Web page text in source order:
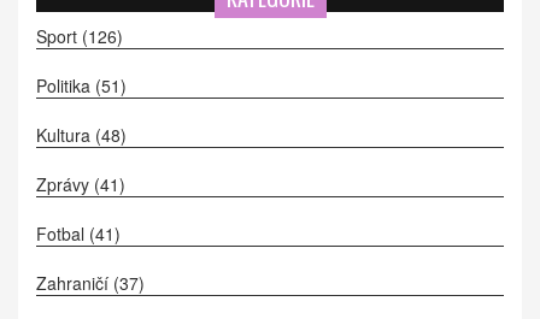
Sport (126)
Politika (51)
Kultura (48)
Zprávy (41)
Fotbal (41)
Zahraničí (37)